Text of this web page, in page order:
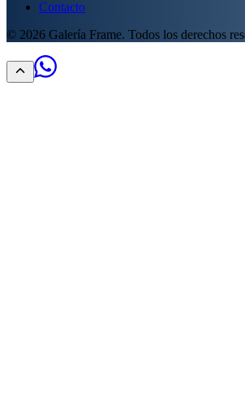
Contacto
© 2026 Galería Frame. Todos los derechos